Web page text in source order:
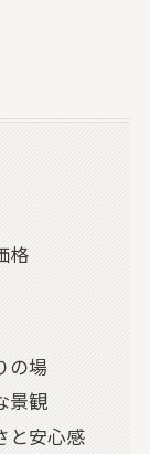
格
の場
景観
と安心感